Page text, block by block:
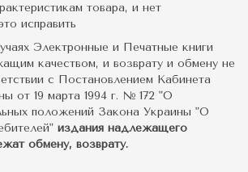
товара, и нет
исправить
Электронные и Печатные книги
качеством, и возврату и обмену не
с Постановлением Кабинета
от 19 марта 1994 г. № 172 "О
положений Закона Украины "О
издания надлежащего
обмену, возврату.